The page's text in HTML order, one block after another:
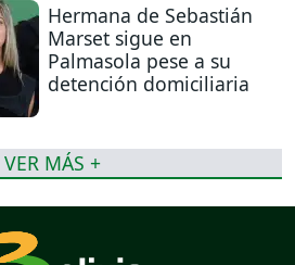
Hermana de Sebastián
Marset sigue en
Palmasola pese a su
detención domiciliaria
VER MÁS +